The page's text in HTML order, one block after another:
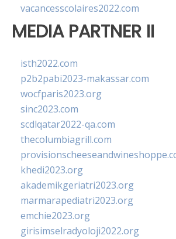
vacancesscolaires2022.com
MEDIA PARTNER II
isth2022.com
p2b2pabi2023-makassar.com
wocfparis2023.org
sinc2023.com
scdlqatar2022-qa.com
thecolumbiagrill.com
khedi2023.org
akademikgeriatri2023.org
marmarapediatri2023.org
emchie2023.org
girisimselradyoloji2022.org